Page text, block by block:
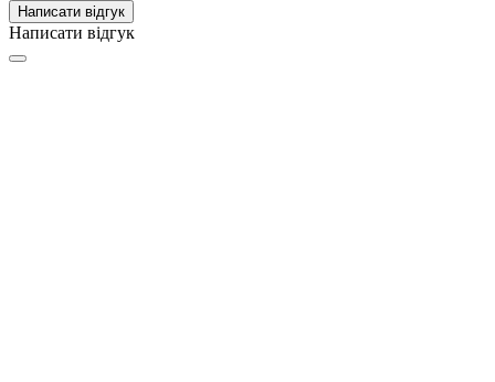
Написати відгук
Написати відгук